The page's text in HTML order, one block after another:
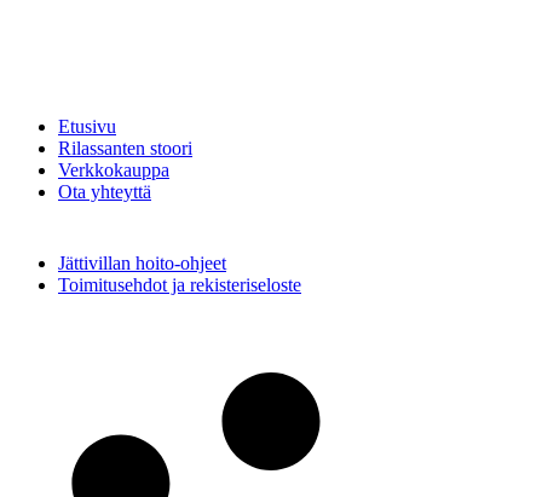
Etusivu
Rilassanten stoori
Verkkokauppa
Ota yhteyttä
Jättivillan hoito-ohjeet
Toimitusehdot ja rekisteriseloste